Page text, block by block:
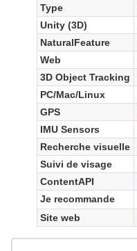
Type
Unity (3D)
NaturalFeature
Web
3D Object Tracking
PC/Mac/Linux
GPS
IMU Sensors
Recherche visuelle
Suivi de visage
ContentAPI
Je recommande
Site web